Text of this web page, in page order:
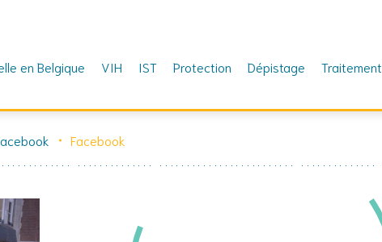
en Belgique VIH IST Protection Dépistage Traitement
Facebook